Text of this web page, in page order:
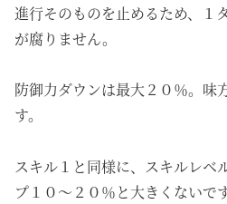
進行そのものを止めるため、１
が腐りません。
防御力ダウンは最大２０％。味
す。
スキル１と同様に、スキルレベ
プ１０～２０％と大きくないです